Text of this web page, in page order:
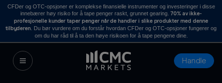
CFDer og OTC-opsjoner er komplekse finansielle instrumenter og investeringer i disse
innebærer høy risiko for å tape penger raskt, grunnet gearing. 70% av ikke-
profesjonelle kunder taper penger når de handler i slike produkter med denne
tilbyderen . Du bør vurdere om du forstår hvordan CFDer og OTC-opsjoner fungerer og
om du har råd til å ta den høye risikoen for å tape pengene dine.
Handle